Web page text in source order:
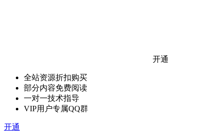
开通
全站资源折扣购买
部分内容免费阅读
一对一技术指导
VIP用户专属QQ群
开通